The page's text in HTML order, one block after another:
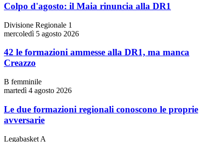
Colpo d'agosto: il Maia rinuncia alla DR1
Divisione Regionale 1
mercoledì 5 agosto 2026
42 le formazioni ammesse alla DR1, ma manca
Creazzo
B femminile
martedì 4 agosto 2026
Le due formazioni regionali conoscono le proprie
avversarie
Legabasket A